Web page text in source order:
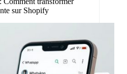
sur Shopify